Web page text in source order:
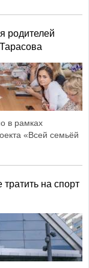
родителей
в рамках
«Всей семьёй
на спорт